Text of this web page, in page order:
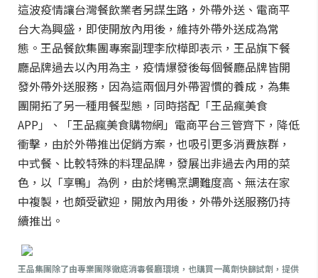
這波疫情讓台灣餐飲業者另謀生路，外帶外送、電商平
台大為興盛，即使開放內用後，維持外帶外送成為常
態。王品餐飲集團專案副理李欣樺即表示，王品旗下餐
廳品牌過去以內用為主，疫情爆發後每個餐廳品牌皆開
發外帶外送服務，因為這兩個月外帶習慣的養成，為集
團開拓了另一種用餐型態，同時搭配「王品瘋美食
APP」、「王品瘋美食購物網」電商平台三管齊下，降低
衝擊，由於外帶推出促銷方案，也吸引更多消費族群，
中式餐、比較特殊的料理品牌，發展出非過去內用的菜
色，以「享鴨」為例，由於烤鴨烹調難度高、無法在家
中複製，也頗受歡迎，開放內用後，外帶外送服務仍持
續推出。
王品集團除了由專業團隊徹底消毒餐廳環境，也購買一萬劑快篩試劑，提供